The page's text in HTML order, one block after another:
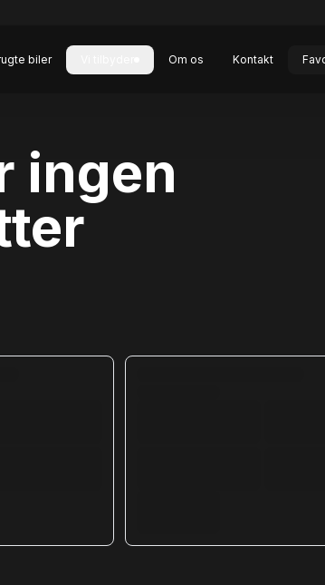
biler Om os Kontakt
ingen